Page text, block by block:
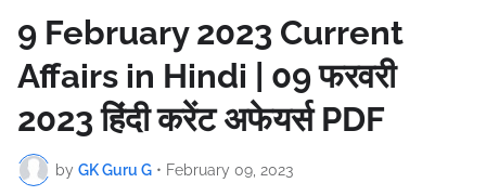
9 February 2023 Current
Affairs in Hindi | 09 फरवरी
2023 हिंदी करेंट अफेयर्स PDF
by GK Guru G • February 09, 2023